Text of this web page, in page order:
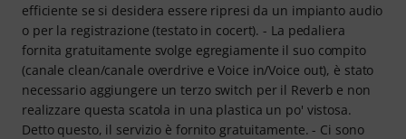
efficiente se si desidera essere ripresi da un impianto audio
o per la registrazione (testato in cocert). - La pedaliera
fornita gratuitamente svolge egregiamente il suo compito
(canale clean/canale overdrive e Voice in/Voice out), è stato
necessario aggiungere un terzo switch per il Reverb e non
realizzare questa scatola in una plastica un po' vistosa.
Detto questo, il servizio è fornito gratuitamente. - Ci sono